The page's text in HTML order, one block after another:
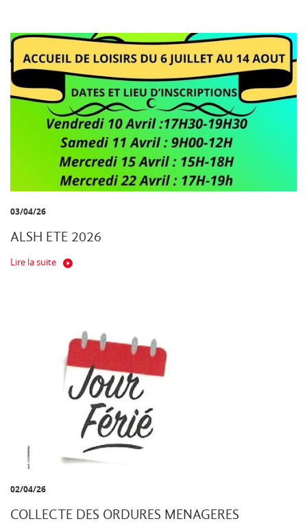
03/04/26
ALSH ETE 2026
Lire la suite
02/04/26
COLLECTE DES ORDURES MENAGERES